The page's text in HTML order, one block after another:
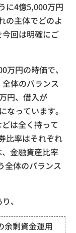
に4億5,000万円
の主体でどのよ
回は明確にご
円の時価で、
体のバランス
円、借入が
っています。
は全く持って
比率はそれぞれ
金融資産比率
全体のバランス
、
余剰資金運用